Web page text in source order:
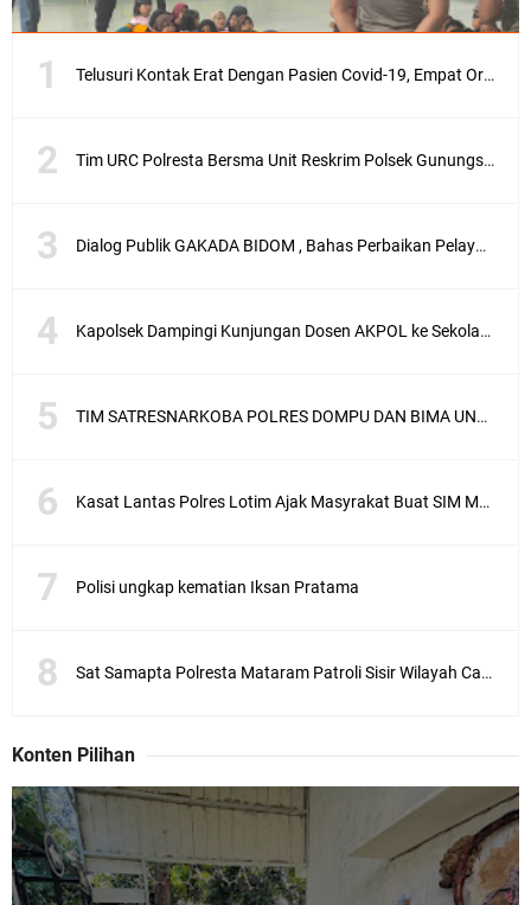
Telusuri Kontak Erat Dengan Pasien Covid-19, Empat Orang di Desa Kedaro Sekotong Dirapid
Tim URC Polresta Bersma Unit Reskrim Polsek Gunungsari Tangkap Pelaku Curanmor
Dialog Publik GAKADA BIDOM , Bahas Perbaikan Pelayanan Medis di NTB
Kapolsek Dampingi Kunjungan Dosen AKPOL ke Sekolah Rakyat Gunungsari
TIM SATRESNARKOBA POLRES DOMPU DAN BIMA UNGKAP KASUS NARKOBA VIA JASA PENGIRIMAN BARANG JNE
Kasat Lantas Polres Lotim Ajak Masyrakat Buat SIM Melalui SATPAS Bukan Calo
Polisi ungkap kematian Iksan Pratama
Sat Samapta Polresta Mataram Patroli Sisir Wilayah Cakranegara
Konten Pilihan